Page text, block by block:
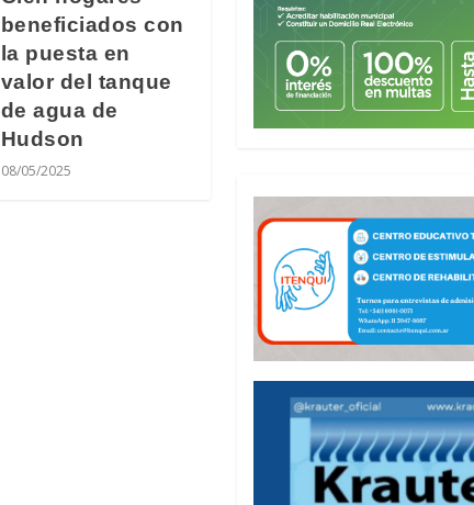
beneficiados con
la puesta en
valor del tanque
de agua de
Hudson
08/05/2025